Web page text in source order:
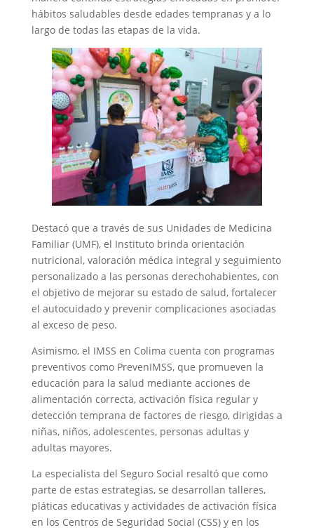
hábitos saludables desde edades tempranas y a lo
largo de todas las etapas de la vida.
Destacó que a través de sus Unidades de Medicina
Familiar (UMF), el Instituto brinda orientación
nutricional, valoración médica integral y seguimiento
personalizado a las personas derechohabientes, con
el objetivo de mejorar su estado de salud, fortalecer
el autocuidado y prevenir complicaciones asociadas
al exceso de peso.
Asimismo, el IMSS en Colima cuenta con programas
preventivos como PrevenIMSS, que promueven la
educación para la salud mediante acciones de
alimentación correcta, activación física regular y
detección temprana de factores de riesgo, dirigidas a
niñas, niños, adolescentes, personas adultas y
adultas mayores.
La especialista del Seguro Social resaltó que como
parte de estas estrategias, se desarrollan talleres,
pláticas educativas y actividades de activación física
en los Centros de Seguridad Social (CSS) y en los